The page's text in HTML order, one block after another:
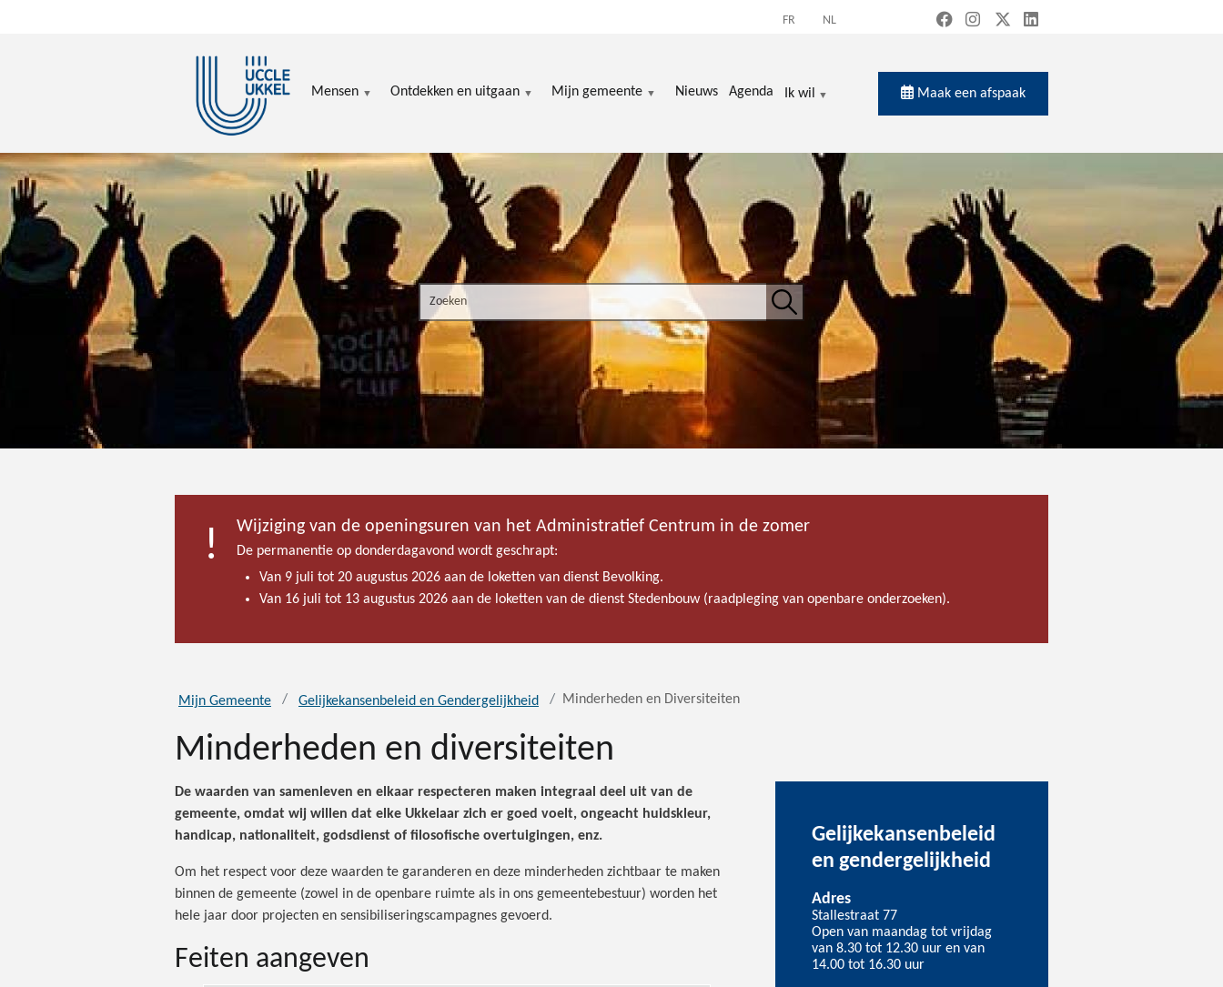
FR NL
Mensen Ontdekken en uitgaan Mijn gemeente Nieuws Agenda Ik wil Maak een afspaak
Search the site
Zoeken
Wijziging van de openingsuren van het Administratief Centrum in de zomer
De permanentie op donderdagavond wordt geschrapt:
Van 9 juli tot 20 augustus 2026 aan de loketten van dienst Bevolking.
Van 16 juli tot 13 augustus 2026 aan de loketten van de dienst Stedenbouw (raadpleging van openbare onderzoeken).
Mijn Gemeente Gelijkekansenbeleid en Gendergelijkheid Minderheden en Diversiteiten
Minderheden en diversiteiten
De waarden van samenleven en elkaar respecteren maken integraal deel uit van de
gemeente, omdat wij willen dat elke Ukkelaar zich er goed voelt, ongeacht huidskleur,
handicap, nationaliteit, godsdienst of filosofische overtuigingen, enz.
Om het respect voor deze waarden te garanderen en deze minderheden zichtbaar te maken
binnen de gemeente (zowel in de openbare ruimte als in ons gemeentebestuur) worden het
hele jaar door projecten en sensibiliseringscampagnes gevoerd.
Feiten aangeven
Gelijkekansenbeleid
en gendergelijkheid
Adres
Stallestraat 77
Open van maandag tot vrijdag
van 8.30 tot 12.30 uur en van
14.00 tot 16.30 uur